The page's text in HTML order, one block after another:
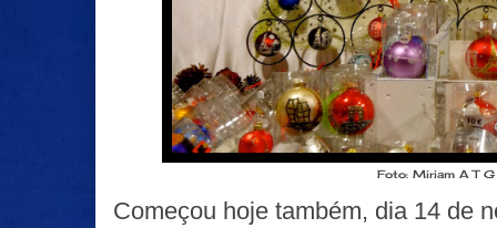
Foto: Miriam A T
Começou hoje também, dia 14 de